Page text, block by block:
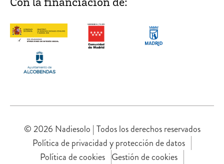
Con la financiación de:
© 2026 Nadiesolo | Todos los derechos reservados
Política de privacidad y protección de datos
Política de cookies Gestión de cookies